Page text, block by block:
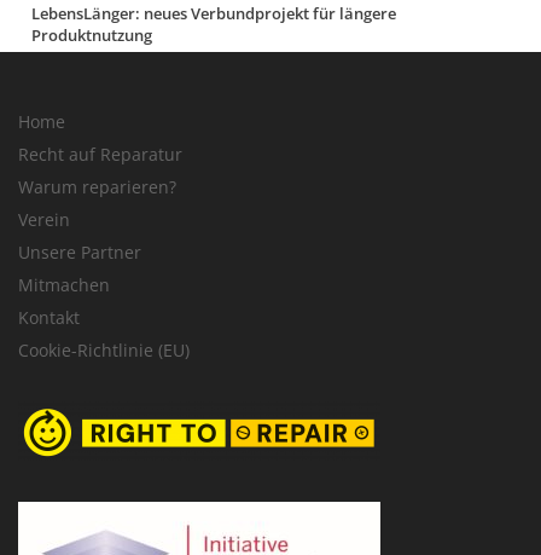
LebensLänger: neues Verbundprojekt für längere
Produktnutzung
Home
Recht auf Reparatur
Warum reparieren?
Verein
Unsere Partner
Mitmachen
Kontakt
Cookie-Richtlinie (EU)